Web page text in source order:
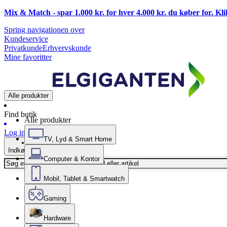
Mix & Match - spar 1.000 kr. for hver 4.000 kr. du køber for.
Spring navigationen over
Kundeservice
PrivatkundeErhvervskunde
Mine favoritter
Alle produkter
Find butik
Log ind
Indkøbskurv
Alle produkter
TV, Lyd & Smart Home
Computer & Kontor
Mobil, Tablet & Smartwatch
Gaming
Hardware